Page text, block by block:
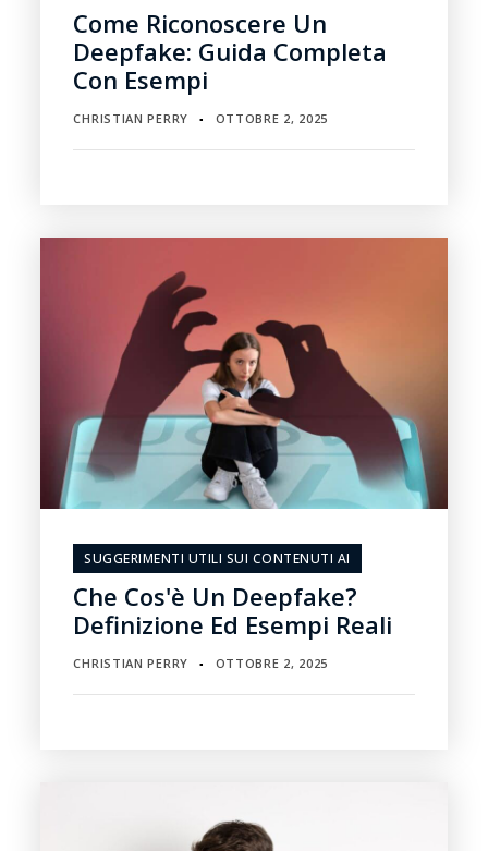
Come Riconoscere Un
Deepfake: Guida Completa
Con Esempi
CHRISTIAN PERRY ▪ OTTOBRE 2, 2025
SUGGERIMENTI UTILI SUI CONTENUTI AI
Che Cos'è Un Deepfake?
Definizione Ed Esempi Reali
CHRISTIAN PERRY ▪ OTTOBRE 2, 2025